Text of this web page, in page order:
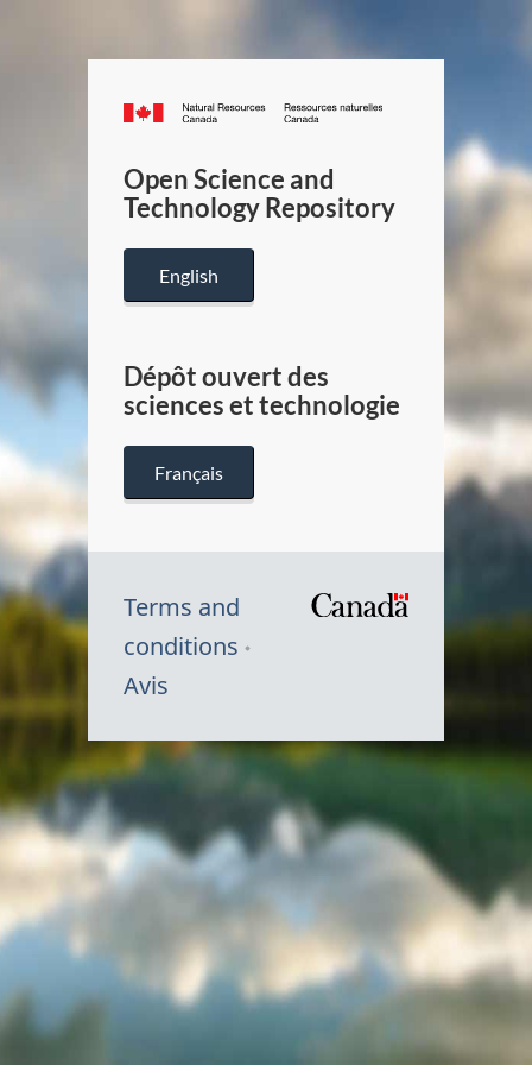
Canada.ca
/
Canada
Open Science and
Technology Repository
English
Dépôt ouvert des
sciences et technologie
Français
Terms and
conditions
Avis
Symbole
du